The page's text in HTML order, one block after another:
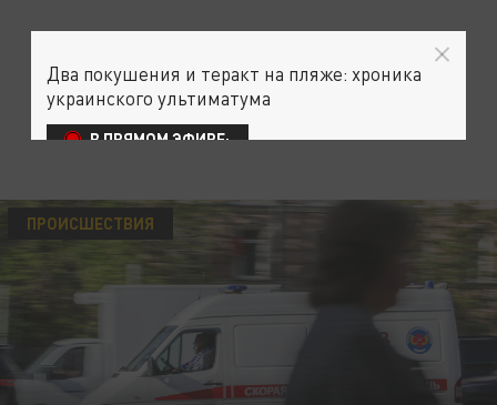
ПРОИСШЕСТВИЯ
Два покушения и теракт на пляже: хроника
украинского ультиматума
В ПРЯМОМ ЭФИРЕ: